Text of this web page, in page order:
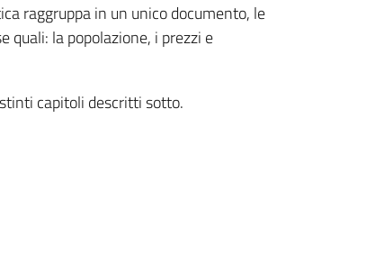
raggruppa in un unico documento, le
la popolazione, i prezzi e
capitoli descritti sotto.